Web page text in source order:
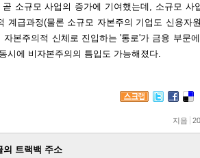
곧 소규모 사업의 증가에 기여했는데, 소규모 사
계급과정(물론 소규모 자본주의 기업도 신용자
자본주의적 신체로 진입하는 '통로'가 금융 부문
시에 비자본주의의 틈입도 가능해졌다.
지음
의 트랙백 주소